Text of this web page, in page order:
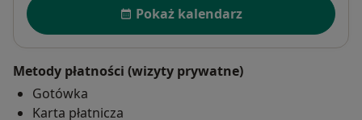
Pokaż kalendarz
Metody płatności (wizyty prywatne)
Gotówka
Karta płatnicza